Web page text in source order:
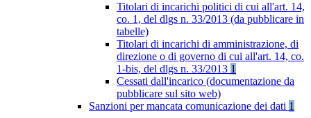
Titolari di incarichi politici di cui all'art. 14,
co. 1, del dlgs n. 33/2013 (da pubblicare in
tabelle)
Titolari di incarichi di amministrazione, di
direzione o di governo di cui all'art. 14, co.
1-bis, del dlgs n. 33/2013 1
Cessati dall'incarico (documentazione da
pubblicare sul sito web)
Sanzioni per mancata comunicazione dei dati 1